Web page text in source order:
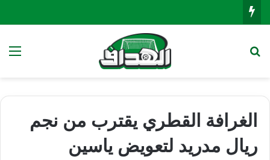
الغرافة القطري يقترب من نجم
ريال مدريد لتعويض ياسين